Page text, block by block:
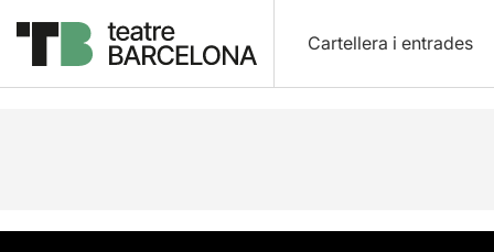
Cartellera i entrades
Descripció Fitxa artística